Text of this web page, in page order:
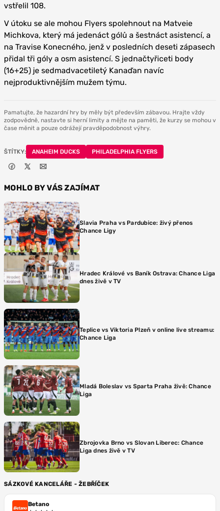
vstřelil 108.
V útoku se ale mohou Flyers spolehnout na Matveie
Michkova, který má jedenáct gólů a šestnáct asistencí, a
na Travise Konecného, jenž v posledních deseti zápasech
přidal tři góly a osm asistencí. S jednačtyřiceti body
(16+25) je sedmadvacetiletý Kanaďan navíc
nejproduktivnějším mužem týmu.
Pamatujte, že hazardní hry by měly být především zábavou. Hrajte vždy
zodpovědně, nastavte si herní limity a mějte na paměti, že kurzy se mohou v
čase měnit a pouze odrážejí pravděpodobnost výhry.
ŠTÍTKY: ANAHEIM DUCKS PHILADELPHIA FLYERS
MOHLO BY VÁS ZAJÍMAT
Slavia Praha vs Pardubice: živý přenos
Chance Ligy
Hradec Králové vs Baník Ostrava: Chance Liga
dnes živě v TV
Teplice vs Viktoria Plzeň v online live streamu:
Chance Liga
Mladá Boleslav vs Sparta Praha živě: Chance
Liga
Zbrojovka Brno vs Slovan Liberec: Chance
Liga dnes živě v TV
SÁZKOVÉ KANCELÁŘE - ŽEBŘÍČEK
Betano